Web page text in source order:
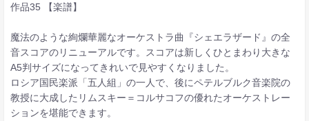
作品35 【楽譜】
魔法のような絢爛華麗なオーケストラ曲『シェエラザード』の全
音スコアのリニューアルです。スコアは新しくひとまわり大きな
A5判サイズになってきれいで見やすくなりました。
ロシア国民楽派「五人組」の一人で、後にペテルブルク音楽院の
教授に大成したリムスキー＝コルサコフの優れたオーケストレー
ションを堪能できます。